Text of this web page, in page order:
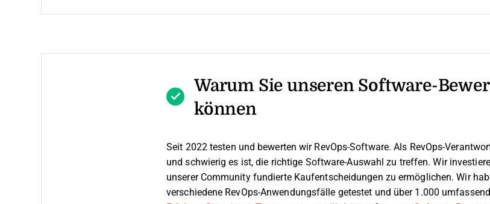
Warum Sie unseren Software-
können
Seit 2022 testen und bewerten wir RevOps-Software. Als RevOps-
und schwierig es ist, die richtige Software-Auswahl zu treffen. Wir
unserer Community fundierte Kaufentscheidungen zu ermöglichen. Wir
verschiedene RevOps-Anwendungsfälle getestet und über 1.000